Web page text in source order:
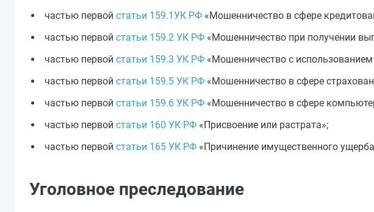
частью первой статьи 159.1УК РФ «Мошенничество в сфере
частью первой статьи 159.2 УК РФ «Мошенничество при получении
частью первой статьи 159.3 УК РФ «Мошенничество с
частью первой статьи 159.5 УК РФ «Мошенничество в сфере
частью первой статьи 159.6 УК РФ «Мошенничество в сфере
частью первой статьи 160 УК РФ «Присвоение или растрата»;
частью первой статьи 165 УК РФ «Причинение имущественного
Уголовное преследование